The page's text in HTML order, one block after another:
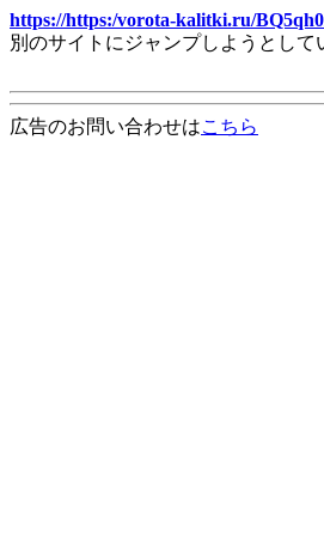
https://https:/vorota-kalitki.ru/
別のサイトにジャンプしようとし
広告のお問い合わせはこちら